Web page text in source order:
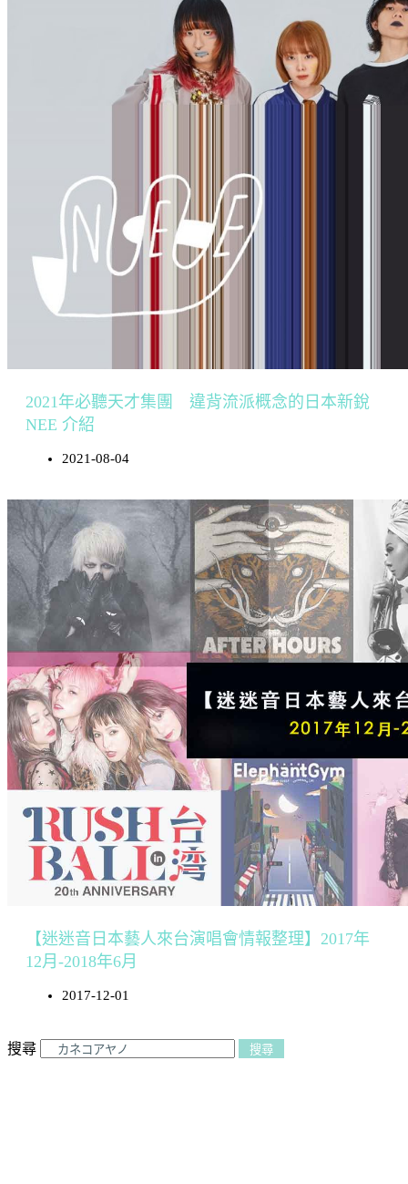
2021年必聽天才集團 違背流派概念的日本新銳
NEE 介紹
2021-08-04
【迷迷音日本藝人來台演唱會情報整理】2017年
12月-2018年6月
2017-12-01
搜尋 搜尋